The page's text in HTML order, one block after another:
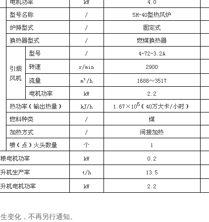
变化，不再另行通知。